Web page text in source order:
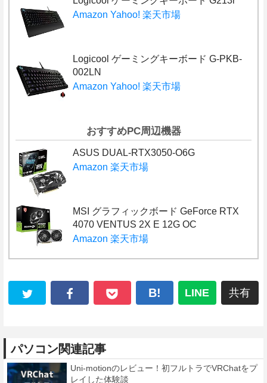
Amazon Yahoo! 楽天市場
Logicool ゲーミングキーボード G-PKB-
002LN
Amazon Yahoo! 楽天市場
おすすめPC周辺機器
ASUS DUAL-RTX3050-O6G
Amazon 楽天市場
MSI グラフィックボード GeForce RTX
4070 VENTUS 2X E 12G OC
Amazon 楽天市場
B! LINE 共有
パソコン関連記事
Uni-motionのレビュー！初フルトラでVRChatをプ
レイした体験談